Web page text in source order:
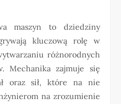
maszyn to dziedziny
kluczową rolę w
różnorodnych
Mechanika zajmuje się
oraz sił, które na nie
na zrozumienie